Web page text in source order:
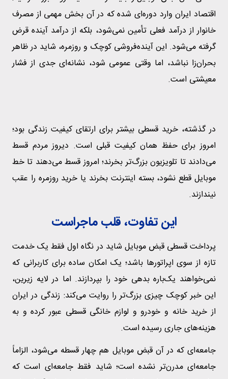
اقتصاد ایران وارد دوره‌ای شده که در آن بخش مهمی از مصرف
خانوار از درآمد فعلی تأمین نمی‌شود، بلکه از درآمد آینده قرض
گرفته می‌شود. این آینده‌فروشی کوچک و روزمره، شاید در ظاهر
بحران‌زا نباشد، اما وقتی عمومی شود، نشانه‌ای جدی از فشار
معیشتی است.
در گذشته، خرید قسطی بیشتر برای ارتقای کیفیت زندگی بود؛
امروز برای حفظ همان کیفیت قبلی است. دیروز مردم قسط
می‌دادند تا تلویزیون بزرگ‌تر بخرند؛ امروز قسط می‌دهند تا خط
موبایل قطع نشود، بسته اینترنت بخرند یا خرید روزمره را عقب
نیندازند.
این تفاوت، قلب ماجراست
پرداخت قسطی قبض موبایل شاید در نگاه اول فقط یک خدمت
تازه از سوی اپراتورها باشد؛ یک امکان ساده برای کاربرانی که
نمی‌خواهند یک‌باره بدهی خود را بپردازند. اما در لایه زیرین،
این خبر کوچک چیزی بزرگ‌تر را روایت می‌کند: زندگی در ایران
از خرید خانه و خودرو و لوازم خانگی قسطی عبور کرده و به
هزینه‌های جاری رسیده است.
جامعه‌ای که در آن قبض موبایل هم چهار قسطه می‌شود، الزاماً
جامعه‌ای مدرن‌تر نشده است؛ شاید فقط جامعه‌ای است که